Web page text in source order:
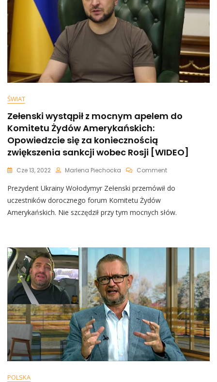
[WIDEO]
ŚWIAT
Zełenski wystąpił z mocnym apelem do
Komitetu Żydów Amerykańskich:
Opowiedzcie się za koniecznością
zwiększenia sankcji wobec Rosji [WIDEO]
Cze 13, 2022 Marlena Piechocka CommentOn
Wystąpił
Apelem
Koniecznością
Zwiększenia
Sankcji
Wobec
Rosji
[WIDEO]
Prezydent Ukrainy Wołodymyr Zełenski przemówił do
uczestników dorocznego forum Komitetu Żydów
Amerykańskich. Nie szczędził przy tym mocnych słów.
POLSKA